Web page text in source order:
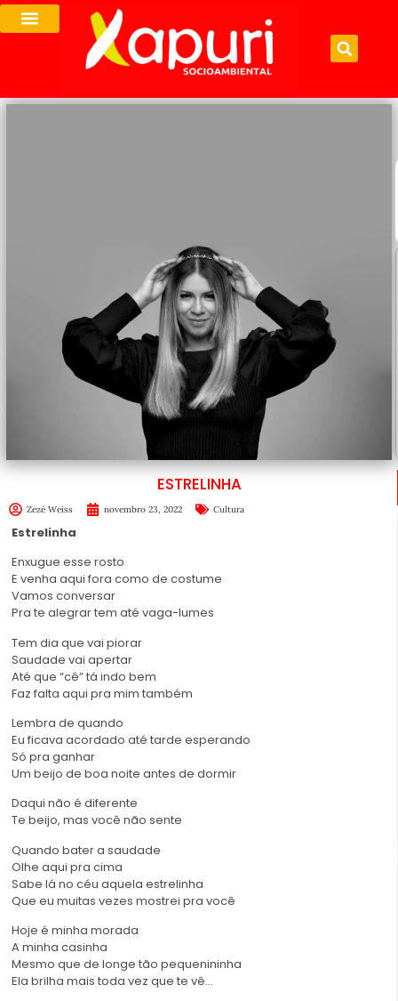
ESTRELINHA
Zezé Weiss novembro 23, 2022 Cultura
Estrelinha
Enxugue esse rosto
E venha aqui fora como de costume
Vamos conversar
Pra te alegrar tem até vaga-lumes
Tem dia que vai piorar
Saudade vai apertar
Até que “cê” tá indo bem
Faz falta aqui pra mim também
Lembra de quando
Eu ficava acordado até tarde esperando
Só pra ganhar
Um beijo de boa noite antes de dormir
Daqui não é diferente
Te beijo, mas você não sente
Quando bater a saudade
Olhe aqui pra cima
Sabe lá no céu aquela estrelinha
Que eu muitas vezes mostrei pra você
Hoje é minha morada
A minha casinha
Mesmo que de longe tão pequenininha
Ela brilha mais toda vez que te vê…